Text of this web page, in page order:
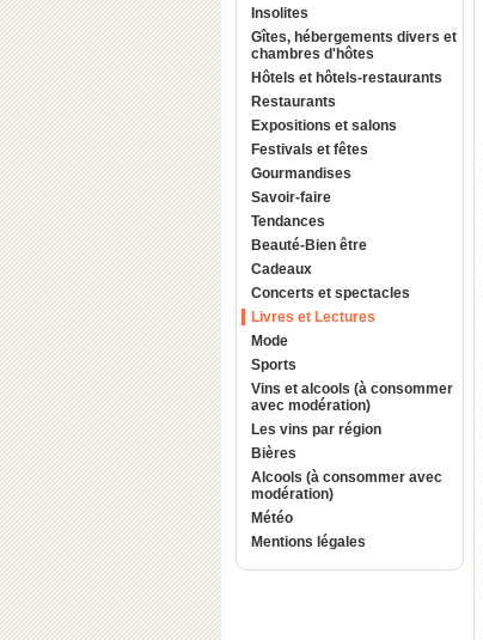
Insolites
Gîtes, hébergements divers et
chambres d'hôtes
Hôtels et hôtels-restaurants
Restaurants
Expositions et salons
Festivals et fêtes
Gourmandises
Savoir-faire
Tendances
Beauté-Bien être
Cadeaux
Concerts et spectacles
Livres et Lectures
Mode
Sports
Vins et alcools (à consommer
avec modération)
Les vins par région
Bières
Alcools (à consommer avec
modération)
Météo
Mentions légales